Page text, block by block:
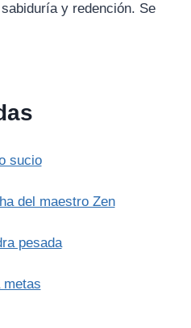
y redención. Se
sucio
del maestro Zen
pesada
metas